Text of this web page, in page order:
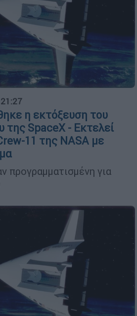
η εκτόξευση του
της SpaceX - Εκτελεί
11 της NASA με
προγραμματισμένη για